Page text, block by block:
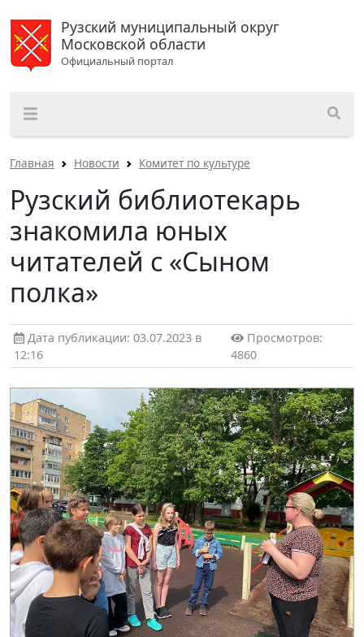
Рузский муниципальный округ
Московской области
Официальный портал
Главная Новости Комитет по культуре
Рузский библиотекарь
знакомила юных
читателей с «Сыном
полка»
Дата публикации: 03.07.2023 в
12:16
Просмотров:
4860